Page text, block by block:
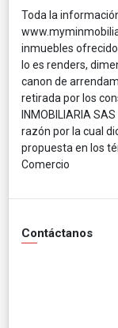
Toda la
inmuebles
lo es renders,
canon de
retirada por los
INMOBILIARIA
razón por la cual
propuesta en los
Comercio
Contáctanos